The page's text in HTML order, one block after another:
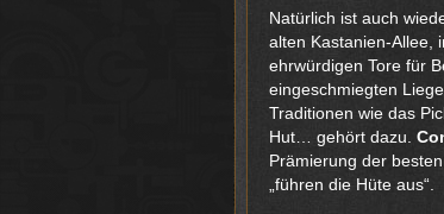
Natürlich ist auch
alten Kastanien-Allee,
ehrwürdigen Tore für
eingeschmiegten
Traditionen wie das
Hut… gehört dazu.
Prämierung der
„führen die Hüte aus“.